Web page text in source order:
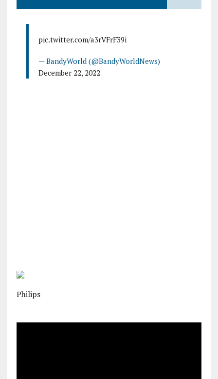
pic.twitter.com/a3rVFrF39i
— BandyWorld (@BandyWorldNews)
December 22, 2022
Philips